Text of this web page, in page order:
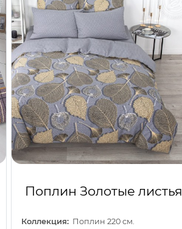
Поплин Золотые листья
Коллекция: Поплин 220 см.